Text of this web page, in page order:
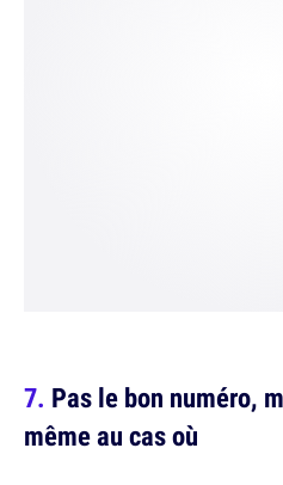
Pas le bon numéro,
même au cas où